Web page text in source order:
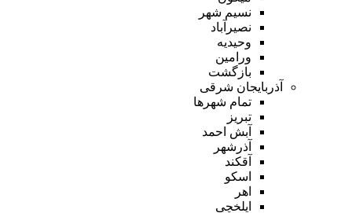
نسیم شهر
نصیرآباد
وحیدیه
ورامین
بازگشت
آذربایجان شرقی
تمام شهر‌ها
تبریز
آبش احمد
آذرشهر
آقکند
اسکو
اهر
ایلخچی